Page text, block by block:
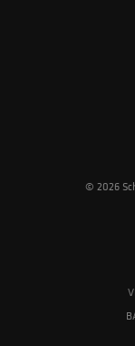
© 2026